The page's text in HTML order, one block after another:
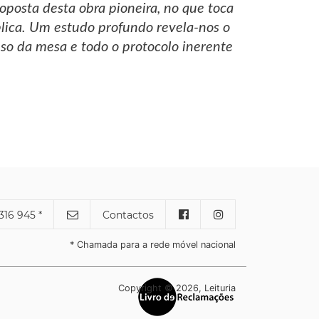
desta obra pioneira, no que toca
Um estudo profundo revela-nos o
da mesa e todo o protocolo inerente
945 * Contactos
* Chamada para a rede móvel nacional
Copyright © 2026, Leituria